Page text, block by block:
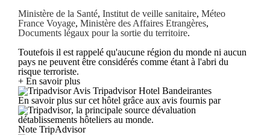
Ministère de la Santé, Institut de veille sanitaire, Méteo
France Voyage, Ministère des Affaires Etrangères,
Documents légaux pour la sortie du territoire.
Toutefois il est rappelé qu'aucune région du monde ni aucun
pays ne peuvent être considérés comme étant à l'abri du
risque terroriste.
+ En savoir plus
Avis Tripadvisor Hotel Bandeirantes
En savoir plus sur cet hôtel grâce aux avis fournis par
, la principale source dévaluation
détablissements hôteliers au monde.
Note TripAdvisor